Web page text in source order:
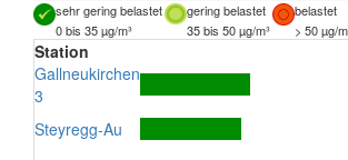
sehr gering belastet gering belastet
belastet
0 bis 35 µg/m³
35 bis 50 µg/m³ > 50 µg/
Station
Gallneukirchen
3
Steyregg-Au